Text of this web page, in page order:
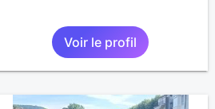
Voir le profil